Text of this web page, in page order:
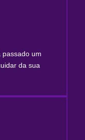
passado um
da sua